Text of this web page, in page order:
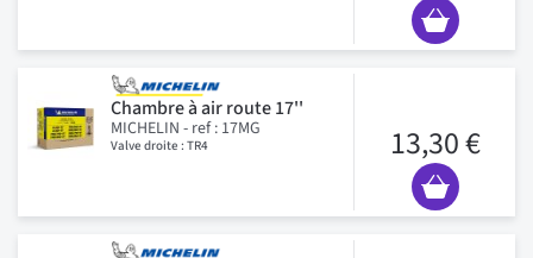
Chambre à air route 17''
MICHELIN - ref : 17MG
Valve droite : TR4 13,30 €